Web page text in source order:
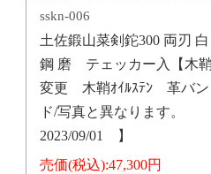
sskn-006
土佐鍛山菜剣鉈300 両刃 白
鋼 磨 テェッカー入【木
変更 木鞘ｵｲﾙｽﾃﾝ 革バン
ド/写真と異なります。
2023/09/01 】
売価(税込):47,300円